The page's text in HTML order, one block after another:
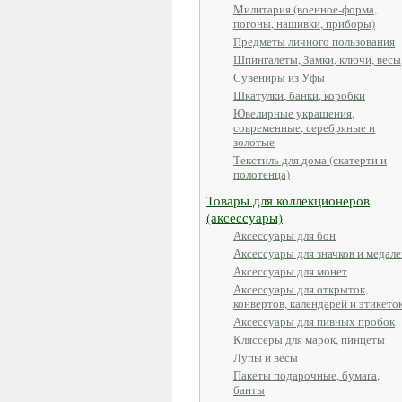
Милитария (военное-форма,
погоны, нашивки, приборы)
Предметы личного пользования
Шпингалеты, Замки, ключи,
Сувениры из Уфы
Шкатулки, банки, коробки
Ювелирные украшения,
современные, серебряные и
золотые
Текстиль для дома (скатерти и
полотенца)
Товары для коллекционеров
(аксессуары)
Аксессуары для бон
Аксессуары для значков и
Аксессуары для монет
Аксессуары для открыток,
конвертов, календарей и
Аксессуары для пивных пробок
Кляссеры для марок, пинцеты
Лупы и весы
Пакеты подарочные, бумага,
банты